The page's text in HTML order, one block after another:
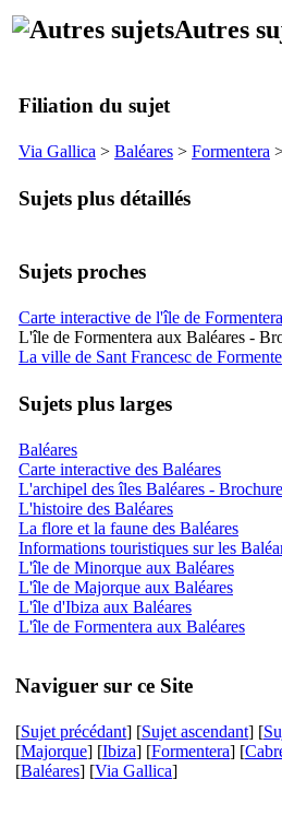
Autres
Filiation du sujet
Via Gallica > Baléares > Formentera
Sujets plus détaillés
Sujets proches
Carte interactive de l'île de
L'île de Formentera aux Baléares -
La ville de Sant Francesc de
Sujets plus larges
Baléares
Carte interactive des Baléares
L'archipel des îles Baléares -
L'histoire des Baléares
La flore et la faune des Baléares
Informations touristiques sur les
L'île de Minorque aux Baléares
L'île de Majorque aux Baléares
L'île d'Ibiza aux Baléares
L'île de Formentera aux Baléares
Naviguer sur ce Site
[Sujet précédant] [Sujet ascendant] [
[Majorque] [Ibiza] [Formentera] [
[Baléares] [Via Gallica]